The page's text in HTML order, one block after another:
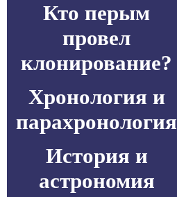
Кто перым
провел
клонирование?
Хронология и
парахронология
История и
астрономия